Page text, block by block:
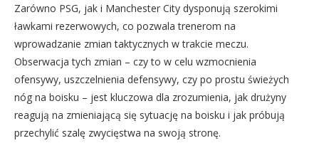
Zarówno PSG, jak i Manchester City dysponują szerokimi
ławkami rezerwowych, co pozwala trenerom na
wprowadzanie zmian taktycznych w trakcie meczu.
Obserwacja tych zmian – czy to w celu wzmocnienia
ofensywy, uszczelnienia defensywy, czy po prostu świeżych
nóg na boisku – jest kluczowa dla zrozumienia, jak drużyny
reagują na zmieniającą się sytuację na boisku i jak próbują
przechylić szalę zwycięstwa na swoją stronę.